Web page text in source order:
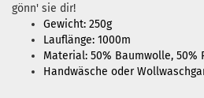
gönn' sie dir!
Gewicht: 250g
Lauflänge: 1000m
Material: 50% Baumwolle, 50%
Handwäsche oder